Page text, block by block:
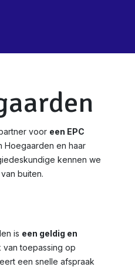
voor een EPC
Hoegaarden en haar
kennen we
buiten.
is een geldig en
van toepassing op
een snelle afspraak